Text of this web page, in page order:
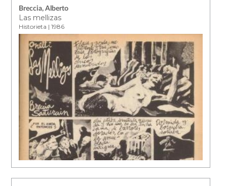
Breccia, Alberto
Las mellizas
Historieta | 1986